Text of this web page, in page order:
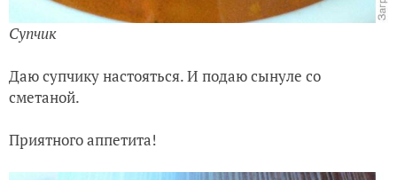
Супчик
Даю супчику настояться. И подаю сынуле со
сметаной.
Приятного аппетита!